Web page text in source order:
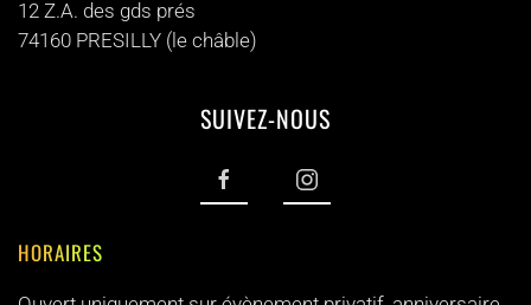
12 Z.A. des gds prés
74160 PRESILLY (le châble)
SUIVEZ-NOUS
HORAIRES